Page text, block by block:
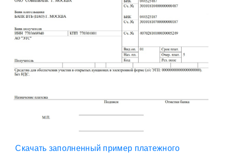
Скачать заполненный пример платежного